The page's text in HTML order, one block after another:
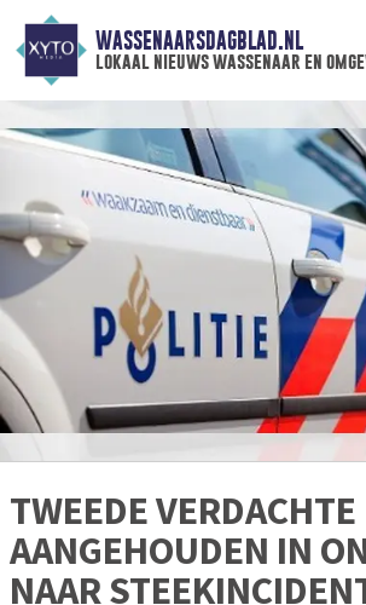
WASSENAARSDAGBLAD.NL
lokaal nieuws wassenaar en
TWEEDE VERDACHTE
AANGEHOUDEN IN
NAAR